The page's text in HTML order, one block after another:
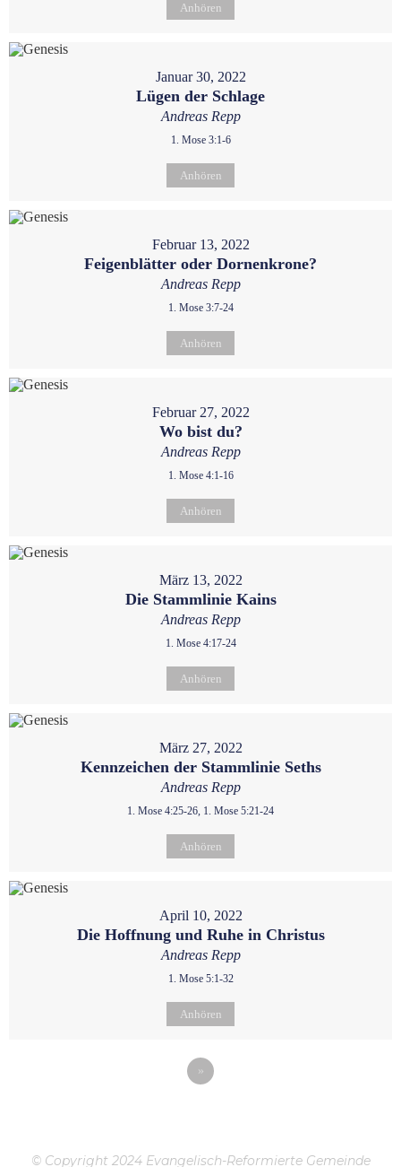
Anhören
Januar 30, 2022
Lügen der Schlage
Andreas Repp
1. Mose 3:1-6
Anhören
Februar 13, 2022
Feigenblätter oder Dornenkrone?
Andreas Repp
1. Mose 3:7-24
Anhören
Februar 27, 2022
Wo bist du?
Andreas Repp
1. Mose 4:1-16
Anhören
März 13, 2022
Die Stammlinie Kains
Andreas Repp
1. Mose 4:17-24
Anhören
März 27, 2022
Kennzeichen der Stammlinie Seths
Andreas Repp
1. Mose 4:25-26, 1. Mose 5:21-24
Anhören
April 10, 2022
Die Hoffnung und Ruhe in Christus
Andreas Repp
1. Mose 5:1-32
Anhören
»
© Copyright 2024 Evangelisch-Reformierte Gemeinde